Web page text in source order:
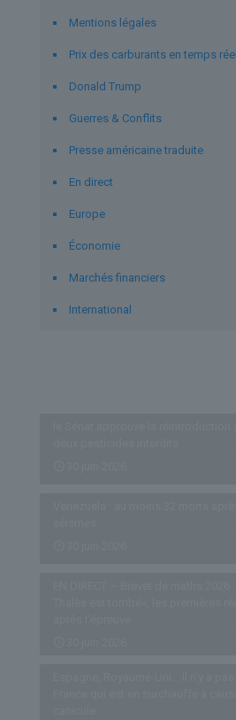
Mentions légales
Prix des carburants en temps réel
Donald Trump
Guerres & Conflits
Presse américaine traduite
En direct
Europe
Économie
Marchés financiers
International